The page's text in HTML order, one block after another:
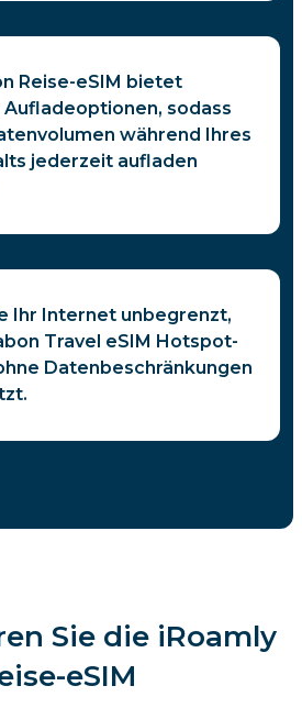
Reise-eSIM bietet
sodass
während Ihres
jederzeit aufladen
Ihr Internet unbegrenzt,
Travel eSIM Hotspot-
Datenbeschränkungen
Sie die iRoamly
eSIM